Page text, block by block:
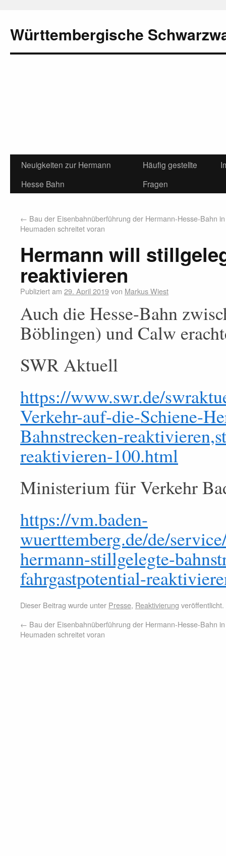
Württembergische
Neuigkeiten zur Hermann
Hesse Bahn
Häufig gestellte
Fragen
← Bau der Eisenbahnüberführung der Hermann-Hesse-Bahn
Heumaden schreitet voran
Hermann will
reaktivieren
Publiziert am 29. April 2019von Markus Wiest
Auch die Hesse-Bahn
Böblingen) und Calw
SWR Aktuell
https://www.swr.de/
Verkehr-auf-die-Schiene-
Bahnstrecken-
reaktivieren-100.html
Ministerium für Verkehr
https://vm.baden-
wuerttemberg.de/de/
hermann-stillgelegte-
fahrgastpotential-
Dieser Beitrag wurde unter Presse, Reaktivierung
← Bau der Eisenbahnüberführung der Hermann-Hesse-Bahn
Heumaden schreitet voran